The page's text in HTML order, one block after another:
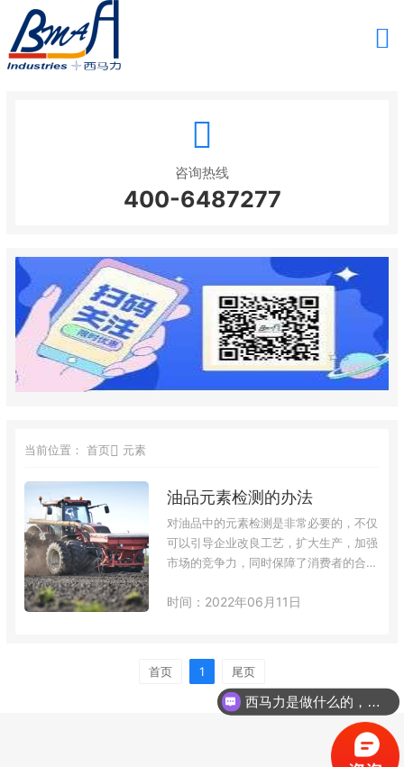
咨询热线
400-6487277
当前位置： 首页 元素
油品元素检测的办法
对油品中的元素检测是非常必要的，不仅
可以引导企业改良工艺，扩大生产，加强
市场的竞争力，同时保障了消费者的合法
AAS、ICP-MS、X 荧光法、化学滴定法
素多，同时，还存在着试剂用量大，污染
严重等问题，因此，已逐渐被准确、快速
的ICP-AES、ICP-MS、AAS、MPT-AES
时间：2022年06月11日
首页 1 尾页
西马力是做什么的，可以介绍下你们的产品么？